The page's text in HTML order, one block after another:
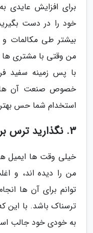
برای افزایش عایدی
خود را در دست
بیشتر طی مکالمات و
من وقتی با مشتری ها
با پس زمینه سفید
خصوص صنعت آن ها
استخدام شما حس
3. نگذارید ترس بر شما غلبه کند
خیلی وقت ها ایمیل
من را دیده اند، و
توانم برای آن ها
ترسناک باشد. با این
به خودی خود جالب